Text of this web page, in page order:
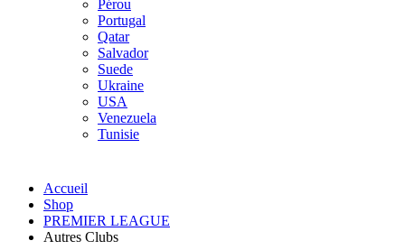
Pérou
Portugal
Qatar
Salvador
Suede
Ukraine
USA
Venezuela
Tunisie
Accueil
Shop
PREMIER LEAGUE
Autres Clubs